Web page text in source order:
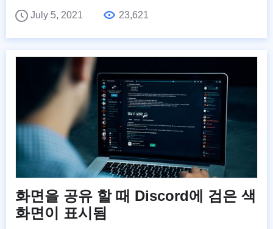
July 5, 2021
23,621
화면을 공유 할 때 Discord에 검은 색
화면이 표시됨